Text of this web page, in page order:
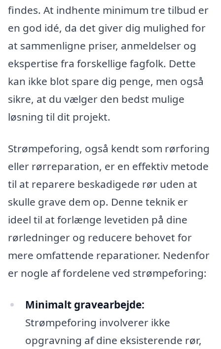
findes. At indhente minimum tre tilbud er
en god idé, da det giver dig mulighed for
at sammenligne priser, anmeldelser og
ekspertise fra forskellige fagfolk. Dette
kan ikke blot spare dig penge, men også
sikre, at du vælger den bedst mulige
løsning til dit projekt.
Strømpeforing, også kendt som rørforing
eller rørreparation, er en effektiv metode
til at reparere beskadigede rør uden at
skulle grave dem op. Denne teknik er
ideel til at forlænge levetiden på dine
rørledninger og reducere behovet for
mere omfattende reparationer. Nedenfor
er nogle af fordelene ved strømpeforing:
Minimalt gravearbejde:
Strømpeforing involverer ikke
opgravning af dine eksisterende rør,